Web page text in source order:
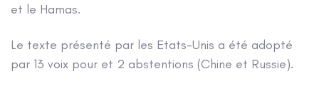
et le Hamas.
Le texte présenté par les Etats-Unis a été adopté
par 13 voix pour et 2 abstentions (Chine et Russie).